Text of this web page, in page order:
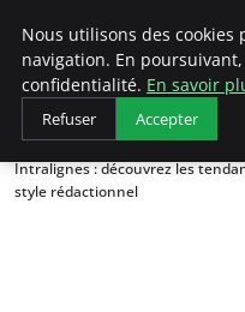
AIESEC France
Accueil
Intralignes : découvrez les
style rédactionnel
Nous utilisons des
navigation. En
confidentialité. En savoir
Refuser Accepter